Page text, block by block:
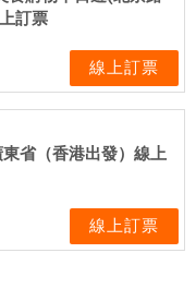
訂票
線上訂票
省（香港出發）線上
線上訂票